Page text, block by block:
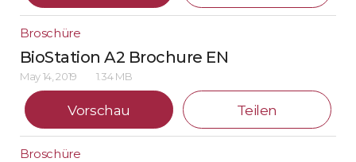
Broschüre
BioStation A2 Brochure EN
May 14, 2019 1.34 MB
Vorschau Teilen
Broschüre